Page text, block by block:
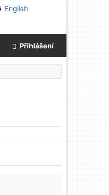
English
Přihlášení